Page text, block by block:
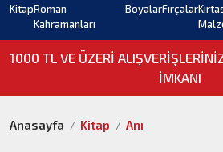
KitapRoman
Kahramanları
BoyalarFırçalar
1000 TL VE ÜZERI
İMKANI
Anasayfa Kitap Anı